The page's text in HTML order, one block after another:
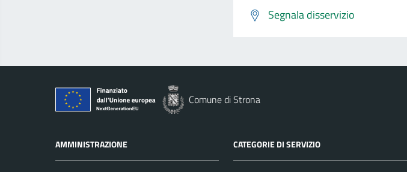
Segnala disservizio
Comune di Strona
AMMINISTRAZIONE CATEGORIE DI SERVIZIO